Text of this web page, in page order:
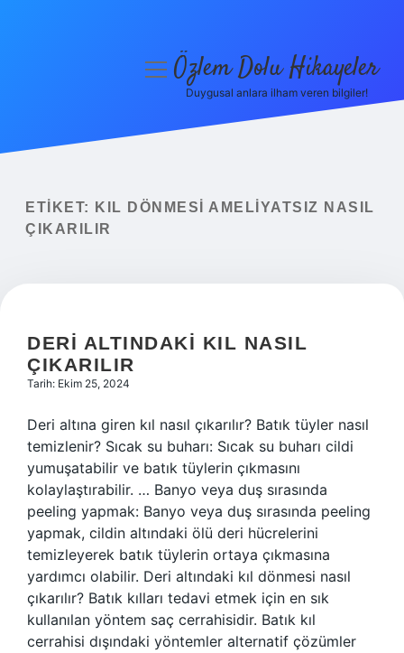
Yasal Uyarı
menüyüÖzlem Dolu Hikayeler
Duygusal anlara ilham veren bilgiler!
ETIKET:
KIL DÖNMESI AMELIYATSIZ NASIL
ÇIKARILIR
DERI ALTINDAKI KIL NASIL
ÇIKARILIR
Tarih: Ekim 25, 2024
Deri altına giren kıl nasıl çıkarılır? Batık tüyler nasıl
temizlenir? Sıcak su buharı: Sıcak su buharı cildi
yumuşatabilir ve batık tüylerin çıkmasını
kolaylaştırabilir. … Banyo veya duş sırasında
peeling yapmak: Banyo veya duş sırasında peeling
yapmak, cildin altındaki ölü deri hücrelerini
temizleyerek batık tüylerin ortaya çıkmasına
yardımcı olabilir. Deri altındaki kıl dönmesi nasıl
çıkarılır? Batık kılları tedavi etmek için en sık
kullanılan yöntem saç cerrahisidir. Batık kıl
cerrahisi dışındaki yöntemler alternatif çözümler